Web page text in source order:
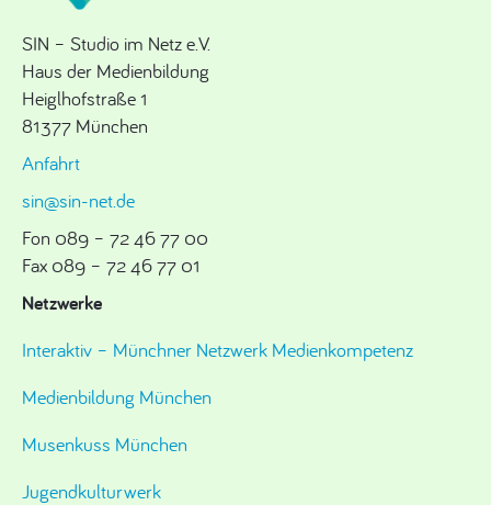
SIN – Studio im Netz e.V.
Haus der Medienbildung
Heiglhofstraße 1
81377 München
Anfahrt
sin@sin-net.de
Fon 089 – 72 46 77 00
Fax 089 – 72 46 77 01
Netzwerke
Interaktiv – Münchner Netzwerk Medienkompetenz
Medienbildung München
Musenkuss München
Jugendkulturwerk